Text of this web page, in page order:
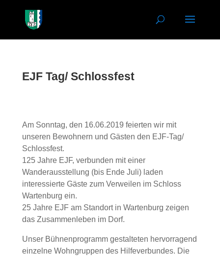
EJF Tag/ Schlossfest
Am Sonntag, den 16.06.2019 feierten wir mit
unseren Bewohnern und Gästen den EJF-Tag/
Schlossfest.
125 Jahre EJF, verbunden mit einer
Wanderausstellung (bis Ende Juli) laden
interessierte Gäste zum Verweilen im Schloss
Wartenburg ein.
25 Jahre EJF am Standort in Wartenburg zeigen
das Zusammenleben im Dorf.
Unser Bühnenprogramm gestalteten hervorragend
einzelne Wohngruppen des Hilfeverbundes. Die